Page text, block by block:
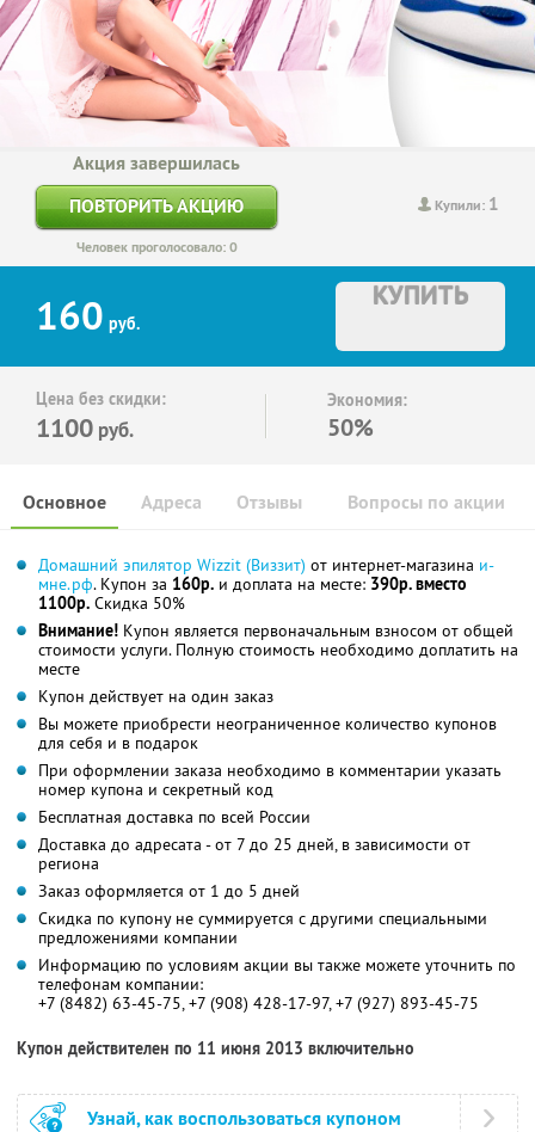
Купили: 1
Акция завершилась
ПОВТОРИТЬ АКЦИЮ
Человек проголосовало: 0
160 руб.
КУПИТЬ
Цена без скидки:
1100 руб.
Экономия:
50%
Основное Отзывы Вопросы по акции
Адреса
Домашний эпилятор Wizzit (Виззит) от интернет-магазина и-
мне.рф. Купон за 160р. и доплата на месте: 390р. вместо
1100р. Скидка 50%
Внимание! Купон является первоначальным взносом от общей
стоимости услуги. Полную стоимость необходимо доплатить на
месте
Купон действует на один заказ
Вы можете приобрести неограниченное количество купонов
для себя и в подарок
При оформлении заказа необходимо в комментарии указать
номер купона и секретный код
Бесплатная доставка по всей России
Доставка до адресата - от 7 до 25 дней, в зависимости от
региона
Заказ оформляется от 1 до 5 дней
Скидка по купону не суммируется с другими специальными
предложениями компании
Информацию по условиям акции вы также можете уточнить по
телефонам компании:
+7 (8482) 63-45-75, +7 (908) 428-17-97, +7 (927) 893-45-75
Купон действителен по 11 июня 2013 включительно
Узнай, как воспользоваться купоном